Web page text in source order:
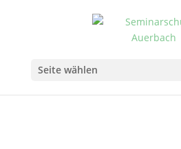
Seite wählen